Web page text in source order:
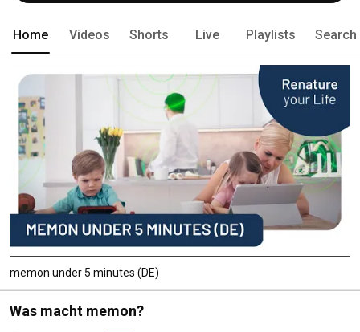
Home Videos Shorts Live Playlists Search
memon under 5 minutes (DE)
Was macht memon?